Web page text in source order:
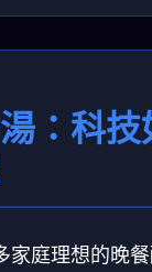
：科技
家庭理想的晚